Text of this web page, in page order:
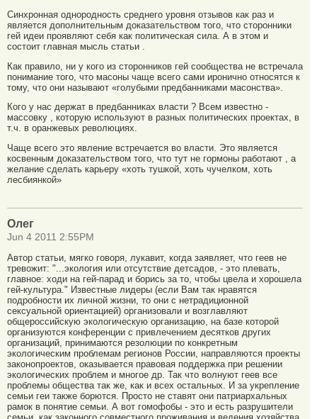
Синхронная однородность среднего уровня отзывов как раз и
является дополнительным доказательством того, что сторонники
гей идеи проявляют себя как политическая сила. А в этом и
состоит главная мысль статьи .
Как правило, ни у кого из сторонников гей сообщества не встречала
понимание того, что масоны чаще всего сами иронично относятся к
тому, что они называют «голубыми предбанниками масонства».
Кого у нас держат в предбанниках власти ? Всем известно -
массовку , которую используют в разных политических проектах, в
т.ч. в оранжевых революциях.
Чаще всего это явление встречается во власти. Это является
косвенным доказательством того, что тут не гормоны работают , а
желание сделать карьеру «хоть тушкой, хоть чучелком, хоть
лесбиянкой»
Олег
Jun 4 2011 2:55PM
Автор статьи, мягко говоря, лукавит, когда заявляет, что геев не
тревожит: "...экология или отсутствие детсадов, - это плевать,
главное: ходи на гей-парад и борись за то, чтобы цвела и хорошела
гей-культура." Известные лидеры (если Вам так нравятся
подробности их личной жизни, то они с нетрадиционной
сексуальной ориентацией) организовали и возглавляют
общероссийскую экологическую организацию, на базе которой
организуются конференции с привлечением десятков других
организаций, принимаются резолюции по конкретным
экологическим проблемам регионов России, направляются проекты
законопроектов, оказывается правовая поддержка при решении
экологических проблем и многое др. Так что волнуют геев все
проблемы общества так же, как и всех остальных. И за укрепление
семьи геи также борются. Просто не ставят они патриархальных
рамок в понятие семьи. А вот гомофобы - это и есть разрушители